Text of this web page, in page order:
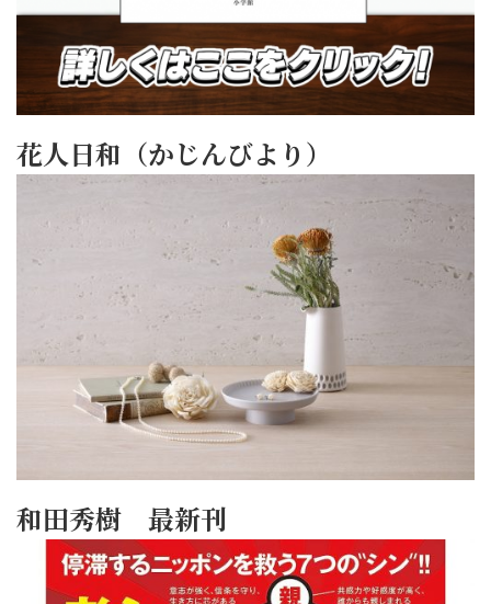
花人日和（かじんびより）
和田秀樹 最新刊